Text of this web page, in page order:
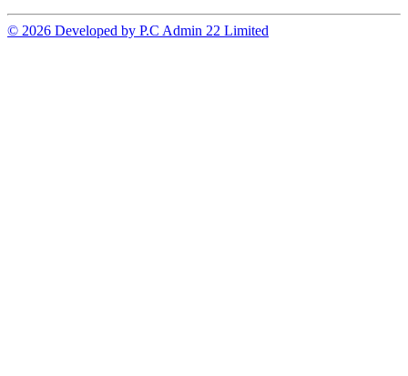
© 2026 Developed by P.C Admin 22 Limited